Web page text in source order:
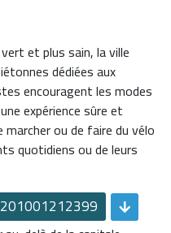
et plus sain, la ville
dédiées aux
encouragent les modes
expérience sûre et
ou de faire du vélo
quotidiens ou de leurs